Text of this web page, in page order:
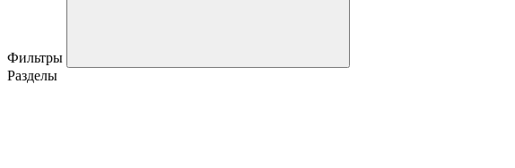
Фильтры
Разделы